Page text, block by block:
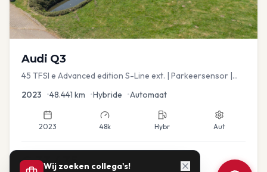
Audi Q3
45 TFSI e Advanced edition S-Line ext. | Parkeersensor |
2023 •48.441 km •Hybride •Automaat
2023 48k Hybr Aut
€33.435
Wij zoeken collega's!